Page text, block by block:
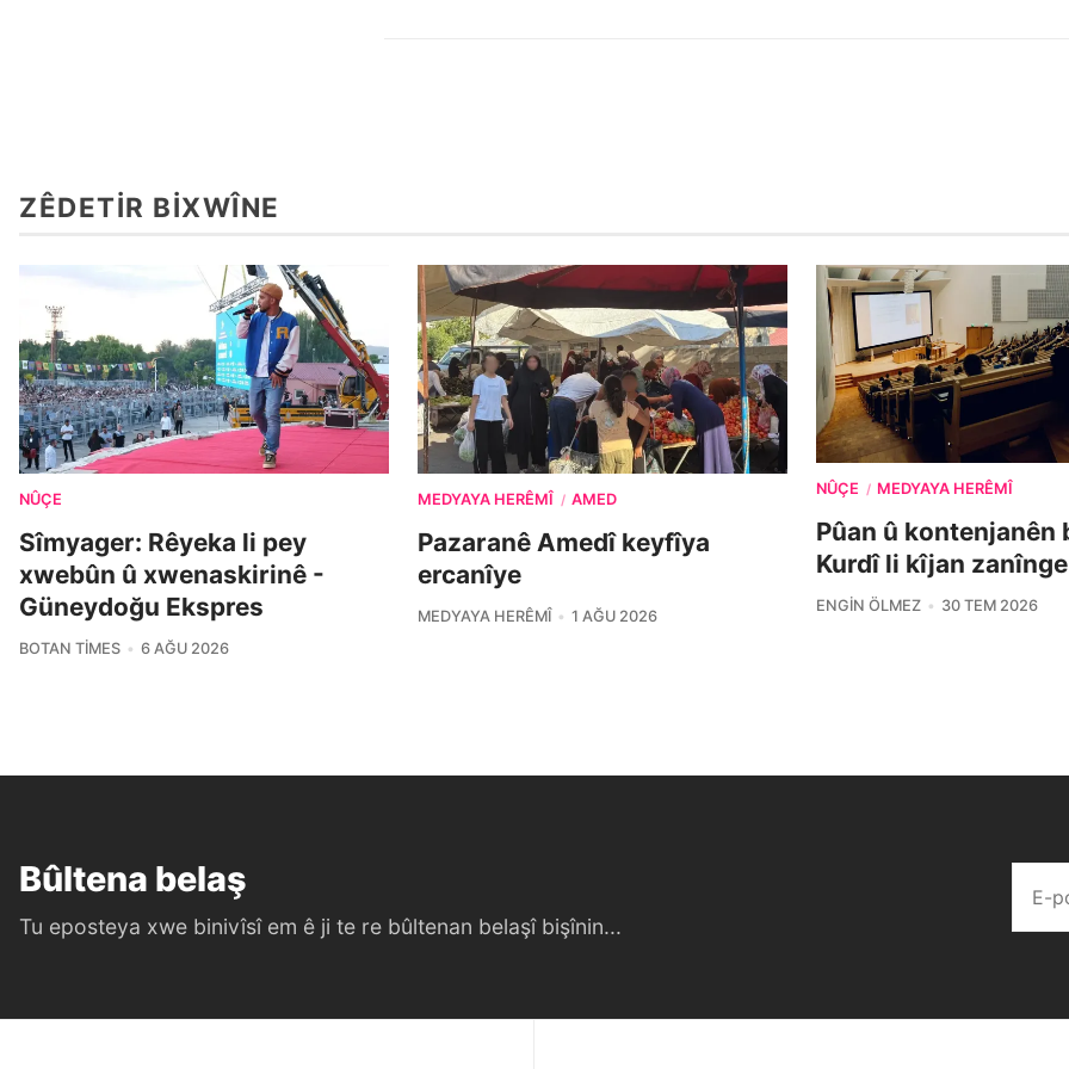
ZÊDETIR BIXWÎNE
NÛÇE
Sîmyager: Rêyeka li pey
xwebûn û xwenaskirinê -
Güneydoğu Ekspres
BOTAN TIMES 6 AĞU 2026
MEDYAYA HERÊMÎ / AMED
Pazaranê Amedî keyfîya
ercanîye
MEDYAYA HERÊMÎ 1 AĞU 2026
NÛÇE / MEDYAYA HERÊMÎ
Pûan û kontenjanên
Kurdî li kîjan
ENGIN ÖLMEZ 30 TEM 2026
Bûltena belaş
Tu eposteya xwe binivîsî em ê ji te re bûltenan belaşî bişînin...